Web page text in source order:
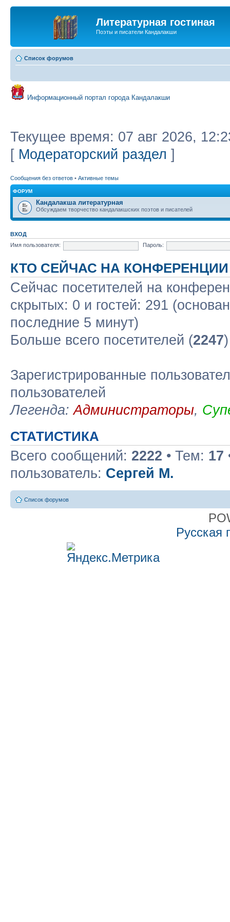
Литературная гостиная
Поэты и писатели Кандалакши
Список форумов
Информационный портал города Кандалакши
Текущее время: 07 авг 2026,
[ Модераторский раздел ]
Сообщения без ответов • Активные темы
ФОРУМ
Кандалакша литературная
Обсуждаем творчество кандалакшских поэтов и писателей
ВХОД
Имя пользователя:
Пароль:
КТО СЕЙЧАС НА КОНФЕРЕНЦИИ
Сейчас посетителей на
скрытых: 0 и гостей: 291
последние 5 минут)
Больше всего посетителей (2247
Зарегистрированные
пользователей
Легенда:Администраторы,
СТАТИСТИКА
Всего сообщений: 2222 • Тем: 17
пользователь: Сергей М.
Список форумов
Русская